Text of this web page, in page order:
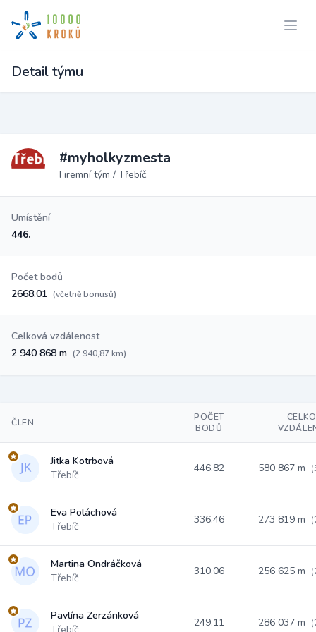
Detail týmu
#myholkyzmesta
Firemní tým / Třebíč
Umístění
446.
Počet bodů
2668.01 (včetně bonusů)
Celková vzdálenost
2 940 868 m (2 940,87 km)
ČLEN
POČET
BODŮ
Jitka Kotrbová
Třebíč
446.82 580 867 m
Eva Poláchová
Třebíč
336.46 273 819 m
Martina Ondráčková
Třebíč
310.06 256 625 m
Pavlína Zerzánková
249.11 286 037 m